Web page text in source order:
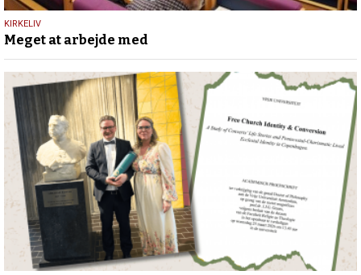
9.
februar
2022
KIRKELIV
Meget at arbejde med